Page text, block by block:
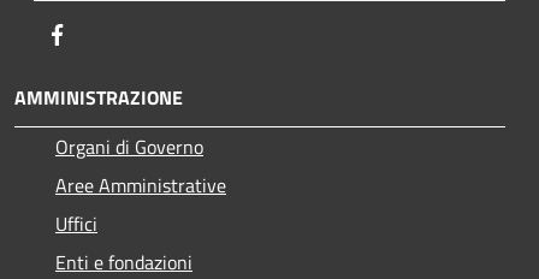
AMMINISTRAZIONE
Organi di Governo
Aree Amministrative
Uffici
Enti e fondazioni